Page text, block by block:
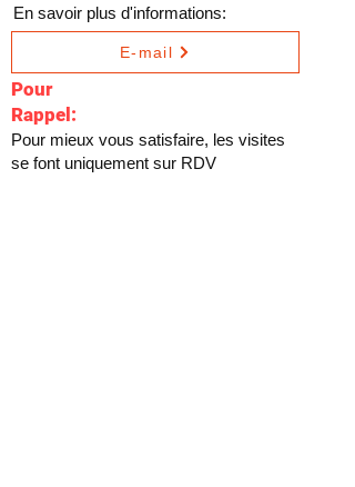
En savoir plus d'informations:
E-mail
Pour
Rappel:
Pour mieux vous satisfaire, les visites
se font uniquement sur RDV